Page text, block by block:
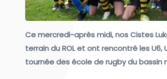
Ce mercredi-après midi, nos Cistes
terrain du ROL et ont rencontré les
tournée des école de rugby du bassin